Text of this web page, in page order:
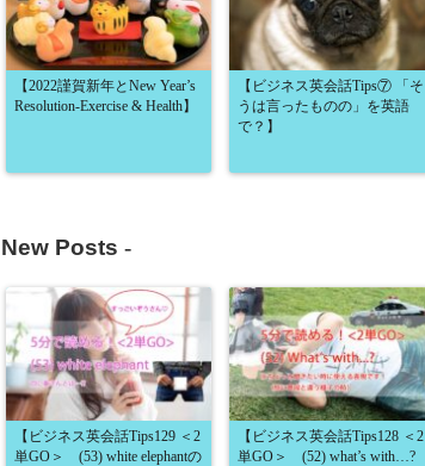
【2022謹賀新年とNew Year’s
Resolution-Exercise & Health】
【ビジネス英会話Tips⑦ 「そ
うは言ったものの」を英語
で？】
New Posts -
【ビジネス英会話Tips129 ＜2
単GO＞ (53) white elephantの
【ビジネス英会話Tips128 ＜2
単GO＞ (52) what’s with…?